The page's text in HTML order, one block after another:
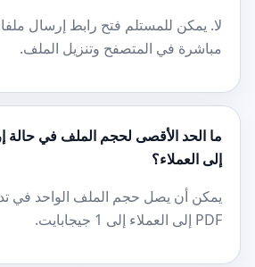
مباشرة في المتصفح وتنزيل الملف.
إلى العملاء؟
يمكن أن يصل حجم الملف الواحد في
PDF إلى العملاء إلى 1 جيجابايت.